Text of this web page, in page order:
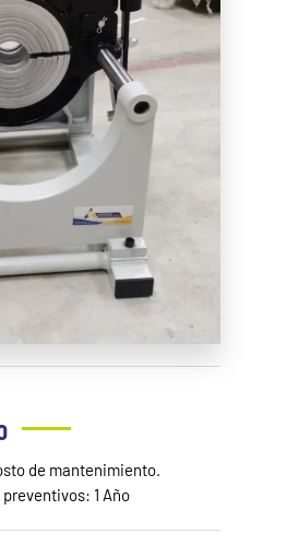
de mantenimiento.
1 Año